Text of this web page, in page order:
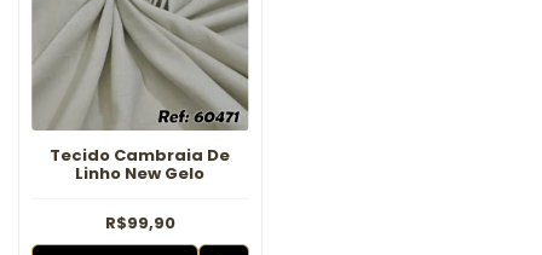
Tecido Cambraia De
Linho New Gelo
R$99,90